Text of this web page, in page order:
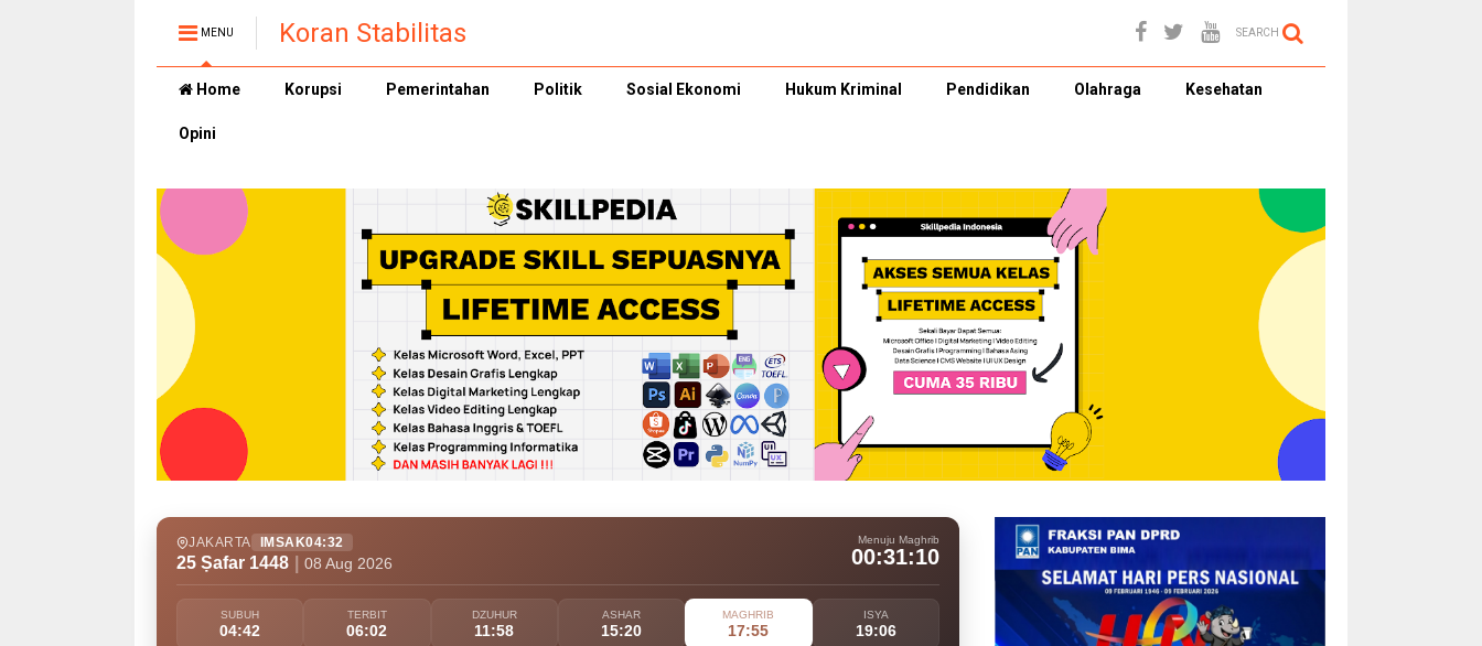
MENU Koran Stabilitas SEARCH
Home Korupsi Pemerintahan Politik Sosial Ekonomi Hukum Kriminal Pendidikan Olahraga Kesehatan
Opini
JAKARTA IMSAK04:32
25 Ṣafar 1448 08 Aug 2026
Menuju Maghrib
00:31:09
SUBUH
04:42
TERBIT
06:02
DZUHUR
11:58
ASHAR
15:20
MAGHRIB
17:55
ISYA
19:06